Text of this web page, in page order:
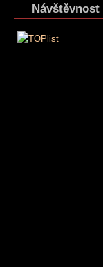
Návštěvnost